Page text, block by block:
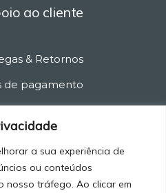
a sua experiência de
ou conteúdos
nosso tráfego. Ao clicar em
ao cliente
& Retornos
de pagamento
de privacidade
cancelamento
e condições